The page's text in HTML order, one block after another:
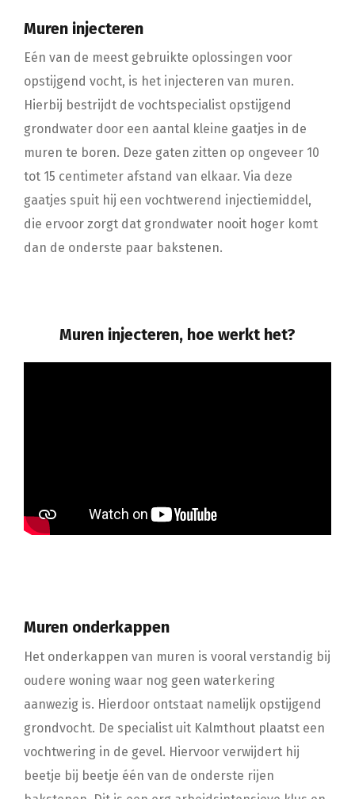
Muren injecteren
Eén van de meest gebruikte oplossingen voor
opstijgend vocht, is het injecteren van muren.
Hierbij bestrijdt de vochtspecialist opstijgend
grondwater door een aantal kleine gaatjes in de
muren te boren. Deze gaten zitten op ongeveer 10
tot 15 centimeter afstand van elkaar. Via deze
gaatjes spuit hij een vochtwerend injectiemiddel,
die ervoor zorgt dat grondwater nooit hoger komt
dan de onderste paar bakstenen.
Muren injecteren, hoe werkt het?
Muren onderkappen
Het onderkappen van muren is vooral verstandig bij
oudere woning waar nog geen waterkering
aanwezig is. Hierdoor ontstaat namelijk opstijgend
grondvocht. De specialist uit Kalmthout plaatst een
vochtwering in de gevel. Hiervoor verwijdert hij
beetje bij beetje één van de onderste rijen